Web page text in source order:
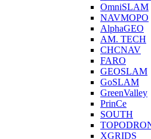
OmniSLAM
NAVMOPO
AlphaGEO
AM. TECH
CHCNAV
FARO
GEOSLAM
GoSLAM
GreenValley
PrinCe
SOUTH
XGRIDS